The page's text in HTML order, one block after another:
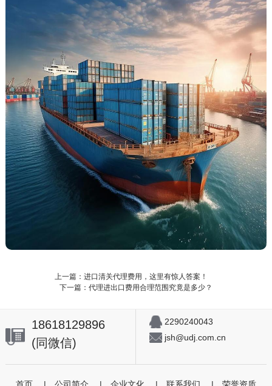
上一篇：进口清关代理费用，这里有惊人答案！
下一篇：代理进出口费用合理范围究竟是多少？
18618129896
(同微信)
2290240043
jsh@udj.com.cn